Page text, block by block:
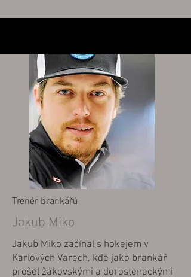
Trenér brankářů
Jakub Miko
Jakub Miko začínal s hokejem v
Karlových Varech, kde jako brankář
prošel žákovskými a dorosteneckými